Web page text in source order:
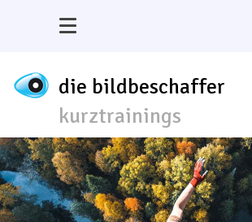
die bildbeschaffer
kurztrainings